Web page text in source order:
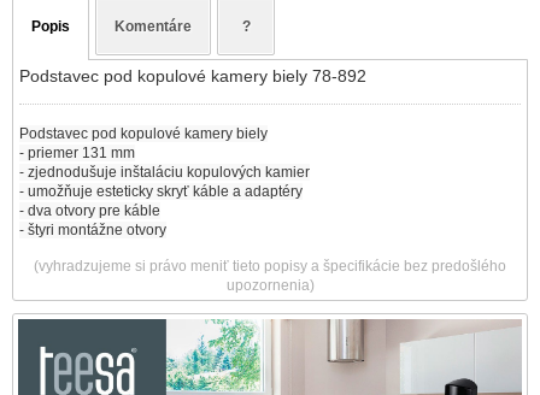
Popis Komentáre ?
Podstavec pod kopulové kamery biely 78-892
Podstavec pod kopulové kamery biely
- priemer 131 mm
- zjednodušuje inštaláciu kopulových kamier
- umožňuje esteticky skryť káble a adaptéry
- dva otvory pre káble
- štyri montážne otvory
(vyhradzujeme si právo meniť tieto popisy a špecifikácie bez predošlého
upozornenia)